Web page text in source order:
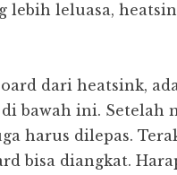
lebih leluasa,
dari heatsink,
bawah ini. Setelah
harus dilepas.
bisa diangkat.